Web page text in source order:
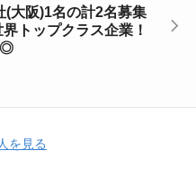
(大阪)1名の計2名募集
トップクラス企業！
◎
を見る